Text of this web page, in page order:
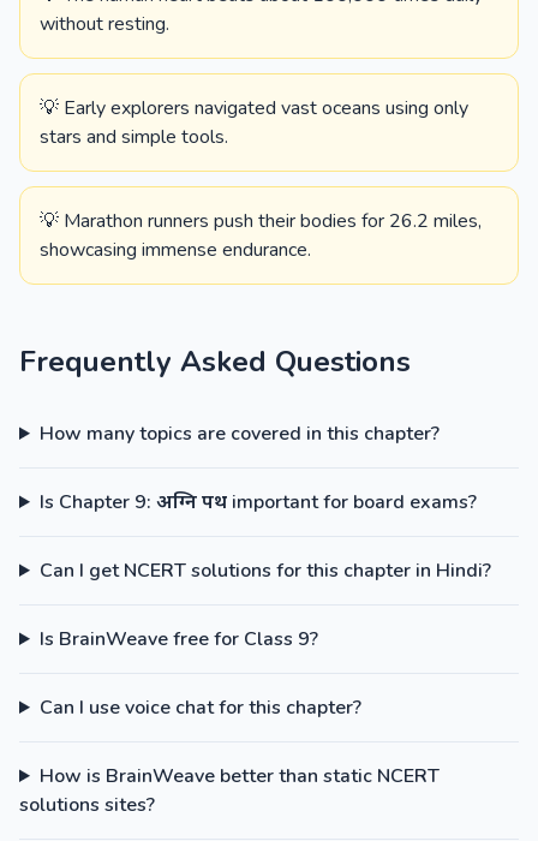
without resting.
💡 Early explorers navigated vast oceans using only
stars and simple tools.
💡 Marathon runners push their bodies for 26.2 miles,
showcasing immense endurance.
Frequently Asked Questions
How many topics are covered in this chapter?
Is Chapter 9: अग्नि पथ important for board exams?
Can I get NCERT solutions for this chapter in Hindi?
Is BrainWeave free for Class 9?
Can I use voice chat for this chapter?
How is BrainWeave better than static NCERT
solutions sites?